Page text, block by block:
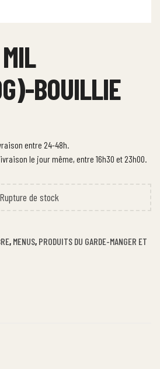
BOUILLIE
entre 24-48h.
le jour même, entre 16h30 et 23h00.
Rupture de stock
, MENUS, PRODUITS DU GARDE-MANGER ET